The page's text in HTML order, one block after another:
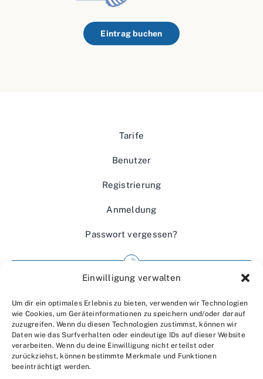
Einwilligung verwalten
Um dir ein optimales Erlebnis zu bieten, verwenden wir Technologien
wie Cookies, um Geräteinformationen zu speichern und/oder darauf
zuzugreifen. Wenn du diesen Technologien zustimmst, können wir
Daten wie das Surfverhalten oder eindeutige IDs auf dieser Website
verarbeiten. Wenn du deine Einwilligung nicht erteilst oder
zurückziehst, können bestimmte Merkmale und Funktionen
beeinträchtigt werden.
Eintrag buchen
Tarife
Benutzer
Registrierung
Anmeldung
Passwort vergessen?
Wir über uns
Kontakt
Datenschutzerklärung